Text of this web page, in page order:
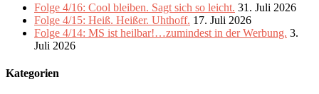
Folge 4/16: Cool bleiben. Sagt sich so leicht. 31. Juli 2026
Folge 4/15: Heiß. Heißer. Uhthoff. 17. Juli 2026
Folge 4/14: MS ist heilbar!…zumindest in der Werbung. 3.
Juli 2026
Kategorien